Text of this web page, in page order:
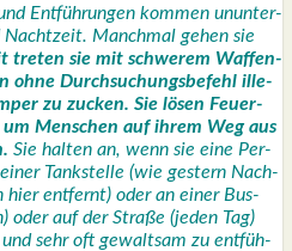
Ent­füh­run­gen kom­men unun­ter­
Nacht­zeit. Manch­mal gehen sie
tre­ten sie mit schwe­rem Waf­fen­
ohne Durch­su­chungs­be­fehl ille­
zu zucken. Sie lösen Feu­er­
Men­schen auf ihrem Weg aus
Sie hal­ten an, wenn sie eine Per­
Tank­stel­le (wie ges­tern Nach­
hier ent­fernt) oder an einer Bus­
auf der Stra­ße (jeden Tag)
und sehr oft gewalt­sam zu ent­füh­